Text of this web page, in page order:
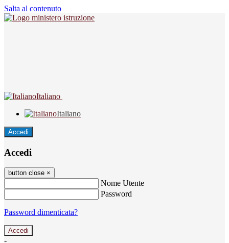
Salta al contenuto
Italiano
Italiano
Accedi
Accedi
button close ×
Nome Utente
Password
Password dimenticata?
-